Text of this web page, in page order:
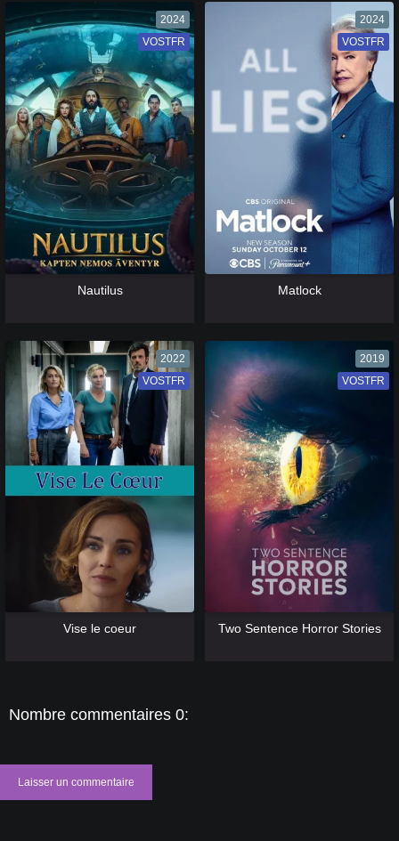
2024
VF
VOSTFR
Nautilus
2024
VF
VOSTFR
Matlock
2022
VF
VOSTFR
Vise le coeur
2019
VF
VOSTFR
Two Sentence Horror Stories
Nombre commentaires 0:
Laisser un commentaire